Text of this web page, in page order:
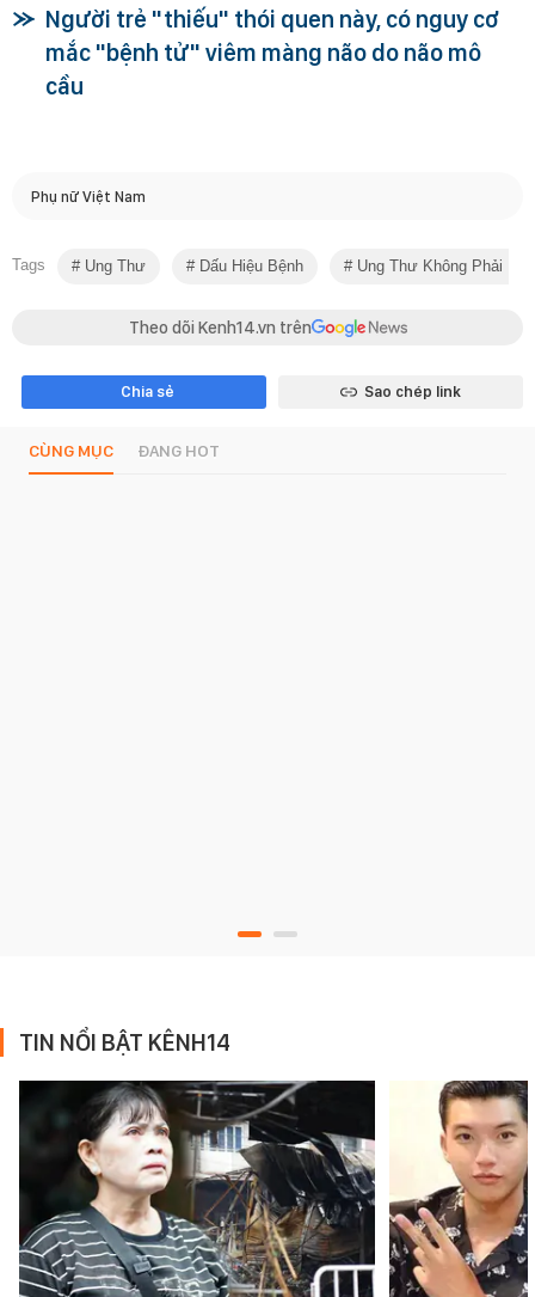
Người trẻ "thiếu" thói quen này, có nguy cơ
mắc "bệnh tử" viêm màng não do não mô
cầu
Phụ nữ Việt Nam
Tags Ung Thư Dấu Hiệu Bệnh Ung Thư Không Phải Là
Theo dõi Kenh14.vn trên
Chia sẻ Sao chép link
CÙNG MỤC ĐANG HOT
TIN NỔI BẬT KÊNH14